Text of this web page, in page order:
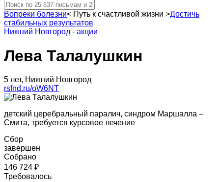
Вопреки болезни< Путь к счастливой жизни >Достичь
стабильных результатов
Нижний Новгород - акции
Лева Талалушкин
5 лет, Нижний Новгород
rsfnd.ru/oW6NT
детский церебральный паралич, синдром Маршалла –
Смита, требуется курсовое лечение
Сбор
завершен
Собрано
146 724 ₽
Требовалось